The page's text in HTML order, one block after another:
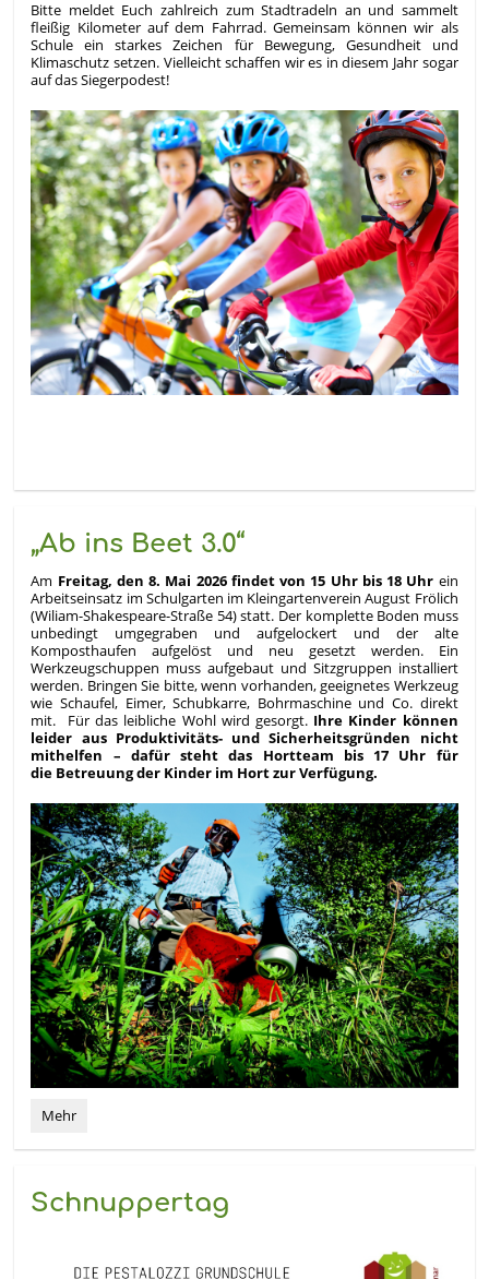
Bitte meldet Euch zahlreich zum Stadtradeln an und sammelt
fleißig Kilometer auf dem Fahrrad. Gemeinsam können wir als
Schule ein starkes Zeichen für Bewegung, Gesundheit und
Klimaschutz setzen. Vielleicht schaffen wir es in diesem Jahr sogar
auf das Siegerpodest!
„Ab ins Beet 3.0“
Am Freitag, den 8. Mai 2026 findet von 15 Uhr bis 18 Uhr ein
Arbeitseinsatz im Schulgarten im Kleingartenverein August Frölich
(Wiliam-Shakespeare-Straße 54) statt. Der komplette Boden muss
unbedingt umgegraben und aufgelockert und der alte
Komposthaufen aufgelöst und neu gesetzt werden. Ein
Werkzeugschuppen muss aufgebaut und Sitzgruppen installiert
werden. Bringen Sie bitte, wenn vorhanden, geeignetes Werkzeug
wie Schaufel, Eimer, Schubkarre, Bohrmaschine und Co. direkt
mit. Für das leibliche Wohl wird gesorgt. Ihre Kinder können
leider aus Produktivitäts- und Sicherheitsgründen nicht
mithelfen – dafür steht das Hortteam bis 17 Uhr für
die Betreuung der Kinder im Hort zur Verfügung.
„Ab
Beet
Mehr
Schnuppertag